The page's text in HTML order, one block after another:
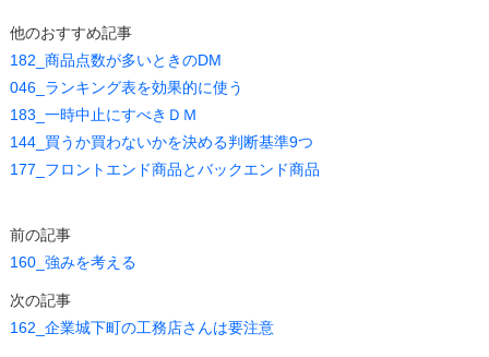
他のおすすめ記事
182_商品点数が多いときのDM
046_ランキング表を効果的に使う
183_一時中止にすべきＤＭ
144_買うか買わないかを決める判断基準9つ
177_フロントエンド商品とバックエンド商品
前の記事
160_強みを考える
次の記事
162_企業城下町の工務店さんは要注意